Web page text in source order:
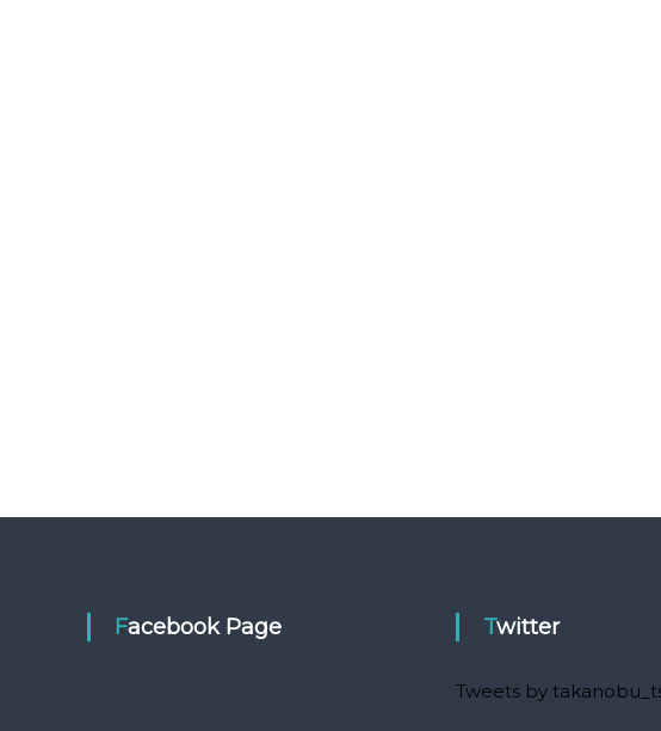
Facebook Page Twitter
Tweets by